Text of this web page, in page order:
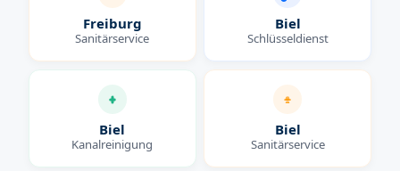
Freiburg
Sanitärservice
Biel
Schlüsseldienst
Biel
Kanalreinigung
Biel
Sanitärservice